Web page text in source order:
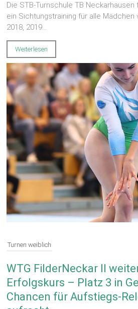
Die STB-Turnschule TB Neckarhausen
ein Sichtungstraining für alle Mädchen
2018, 2019...
Weiterlesen
Turnen weiblich
WTG FilderNeckar II
Erfolgskurs – Platz 3 in
Chancen für Aufstiegs-